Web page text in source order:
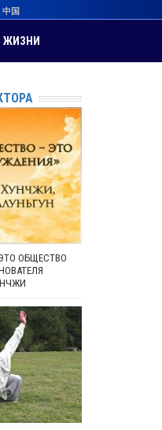
中国
ЖИЗНИ
ОБЩЕСТВО